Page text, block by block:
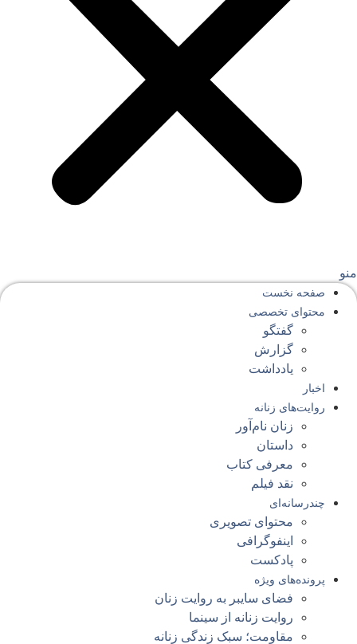
صفحه‌ نخست
محتوای‌ تخصصی
گفتگو
گزارش
یادداشت
اخبار
روایت‌های زنانه
زنان نام‌آور
داستان
معرفی کتاب
نقد فیلم
چندرسانه‌ای
محتوای تصویری
اینفوگرافی
پادکست
پرونده‌های ویژه
فضای سایبر به روایت زنان
روایت زنانه از سینما
مقاومت؛ سبک زندگی زنانه